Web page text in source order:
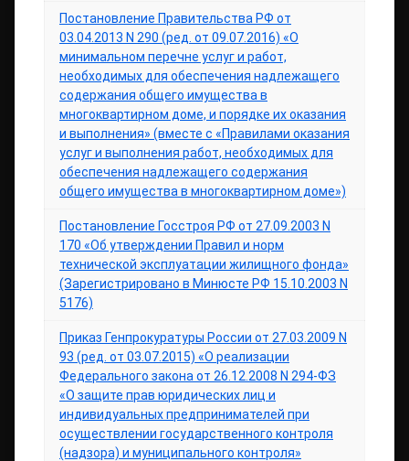
Постановление Правительства РФ от
03.04.2013 N 290 (ред. от 09.07.2016) «О
минимальном перечне услуг и работ,
необходимых для обеспечения надлежащего
содержания общего имущества в
многоквартирном доме, и порядке их оказания
и выполнения» (вместе с «Правилами оказания
услуг и выполнения работ, необходимых для
обеспечения надлежащего содержания
общего имущества в многоквартирном доме»)
Постановление Госстроя РФ от 27.09.2003 N
170 «Об утверждении Правил и норм
технической эксплуатации жилищного фонда»
(Зарегистрировано в Минюсте РФ 15.10.2003 N
5176)
Приказ Генпрокуратуры России от 27.03.2009 N
93 (ред. от 03.07.2015) «О реализации
Федерального закона от 26.12.2008 N 294-ФЗ
«О защите прав юридических лиц и
индивидуальных предпринимателей при
осуществлении государственного контроля
(надзора) и муниципального контроля»